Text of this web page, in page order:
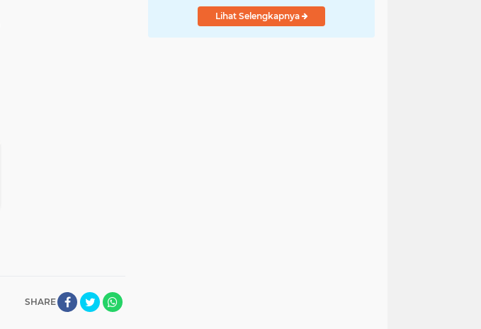
SHARE
Lihat Selengkapnya